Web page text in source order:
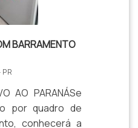
BARRAMENTO
AO PARANÁSe
por quadro de
conhecerá a